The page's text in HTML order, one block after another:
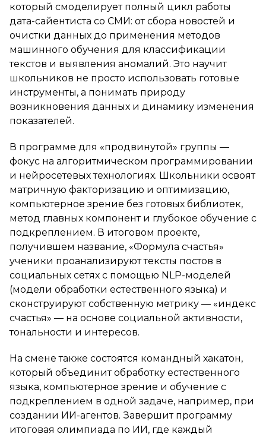
который смоделирует полный цикл работы
дата-сайентиста со СМИ: от сбора новостей и
очистки данных до применения методов
машинного обучения для классификации
текстов и выявления аномалий. Это научит
школьников не просто использовать готовые
инструменты, а понимать природу
возникновения данных и динамику изменения
показателей.
В программе для «продвинутой» группы —
фокус на алгоритмическом программировании
и нейросетевых технологиях. Школьники освоят
матричную факторизацию и оптимизацию,
компьютерное зрение без готовых библиотек,
метод главных компонент и глубокое обучение с
подкреплением. В итоговом проекте,
получившем название, «Формула счастья»
ученики проанализируют тексты постов в
социальных сетях с помощью NLP-моделей
(модели обработки естественного языка) и
сконструируют собственную метрику — «индекс
счастья» — на основе социальной активности,
тональности и интересов.
На смене также состоятся командный хакатон,
который объединит обработку естественного
языка, компьютерное зрение и обучение с
подкреплением в одной задаче, например, при
создании ИИ-агентов. Завершит программу
итоговая олимпиада по ИИ, где каждый